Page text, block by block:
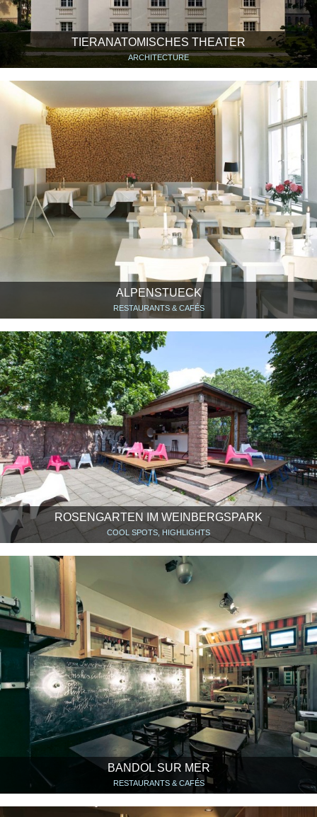
TIERANATOMISCHES THEATER
ARCHITECTURE
ALPENSTUECK
RESTAURANTS & CAFÉS
ROSENGARTEN IM WEINBERGSPARK
COOL SPOTS, HIGHLIGHTS
BANDOL SUR MER
RESTAURANTS & CAFÉS